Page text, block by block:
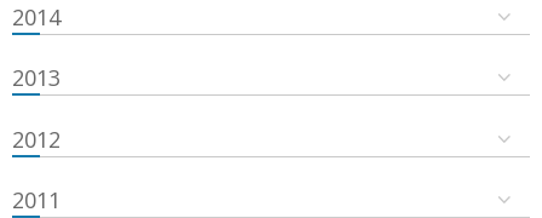
2014
2013
2012
2011